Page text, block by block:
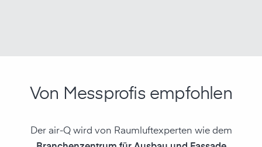
Von Messprofis empfohlen
Der air-Q wird von Raumluftexperten wie dem